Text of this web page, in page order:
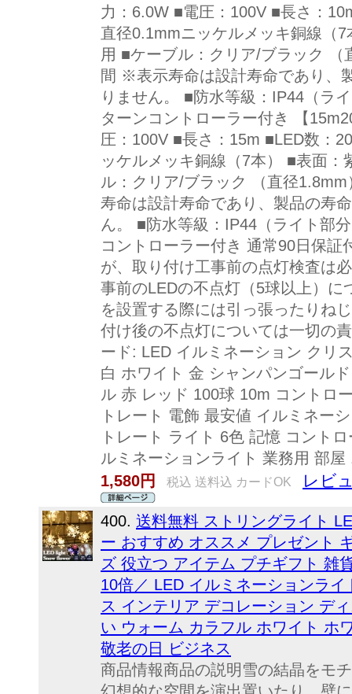
力：6.0W ■電圧：100V ■長さ：
直径0.1mmニッケルメッキ銅線（
用 ■ケーブル：クリア/ブラック
間 ※表示寿命は設計寿命であり、
りません。 ■防水等級：IP44（ラ
ターンコントローラー付き 【
圧：100V ■長さ：15m ■LED数：
ッケルメッキ銅線（7本） ■表面
ル：クリア/ブラック （直径
寿命は設計寿命であり、製品の寿
ん。 ■防水等級：IP44（ライト部
コントローラー付き 通常90日保
が、取り付け工事前の点灯検査は
事前のLEDの不点灯（5球以上）
を設置する際には引っ張ったりね
付け後の不点灯については一切の
ード: LED イルミネーション クリ
白 ホワイト 金 シャンパンゴール
ル 赤 レッド 100球 10m コントロ
トレート 電飾 最安値 イルミネー
トレート ライト 6色 記憶 コント
ルミネーションライト 業務用 部
1,580円
税込 送料込 カードOK レビ
400. 送料無料 ストリングライト
ー おすすめ オススメ プレゼント
ズ 役立つ アイテム プチギフト 雑
10倍／ LED イルミネーションラ
ス インテリア デコレーション デ
い ウォーム カラフル ホワイト ホ
敬老の日 ビジネス
商品情報商品の説明雪の結晶をモ